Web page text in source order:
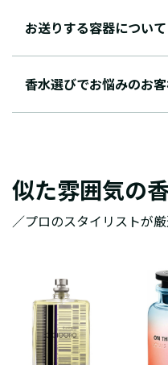
お送りする容器について
香水選びでお悩みのお
似た雰囲気の
／プロのスタイリストが